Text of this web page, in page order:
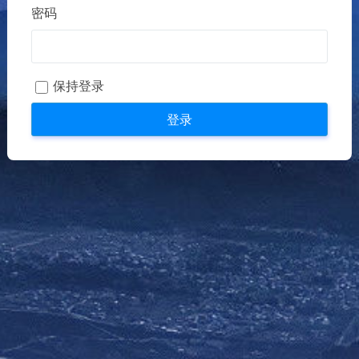
密码
保持登录